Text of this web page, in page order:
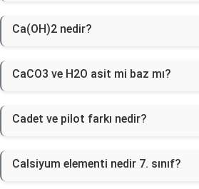
Ca(OH)2 nedir?
CaCO3 ve H2O asit mi baz mı?
Cadet ve pilot farkı nedir?
Calsiyum elementi nedir 7. sınıf?